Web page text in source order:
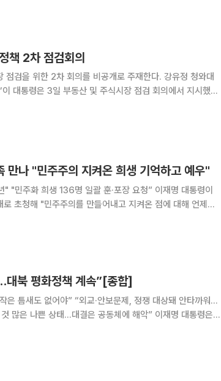
, 세상에 없는 생각을 어떻게 표현할지를 배워야 한다”고 말
책 2차 점검회의
점검을 위한 2차 회의를 비공개로 주재한다. 강유정 청와대
대통령은 3일 부동산 및 주식시장 점검 회의에서 지시했던
3일 첫 회의를 연 지 나흘 만에 진행된다. 2차 회의에서는
만나 "민주주의 지켜온 희생 기억하고 예우"
"민주화 희생 136명 일괄 훈·포장 요청” 이재명 대통령이
초청해 "민주주의를 만들어내고 지켜온 점에 대해 언제나
념 오찬에서 이같이 말했다. 이 대통령은 "유가협 어머님,
북 평화정책 계속”[종합]
은 틈새도 없어야” “외교·안보문제, 정쟁 대상돼 안타까워…
많은 나쁜 상태…대결은 공동체에 해악” 이재명 대통령은
한반도 안정은 경제와도 직결된다며 대북 평화·공존 정책을